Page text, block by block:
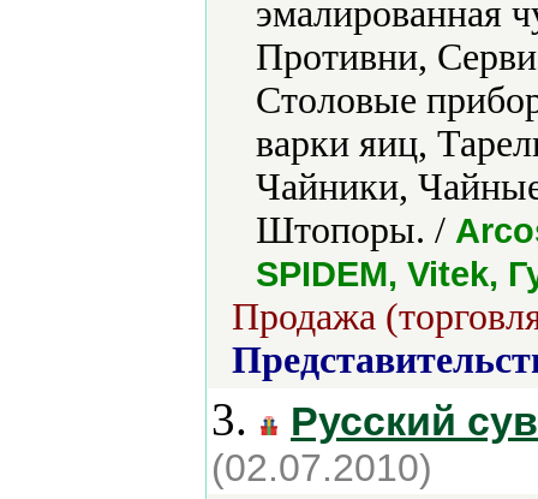
эмалированная
Противни,
Столовые
варки яиц,
Чайники,
Штопоры. /
SPIDEM, Vitek,
Продажа
3. Русский
(02.07.2010)